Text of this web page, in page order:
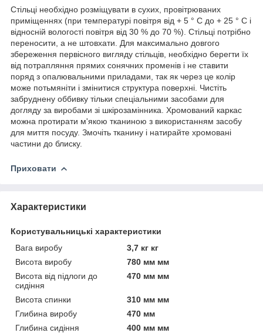
Стільці необхідно розміщувати в сухих, провітрюваних
приміщеннях (при температурі повітря від + 5 ° C до + 25 ° C і
відносній вологості повітря від 30 % до 70 %). Стільці потрібно
переносити, а не штовхати. Для максимально довгого
збереження первісного вигляду стільців, необхідно берегти їх
від потрапляння прямих сонячних променів і не ставити
поряд з опалювальними приладами, так як через це колір
може потьмяніти і змінитися структура поверхні. Чистіть
забруднену оббивку тільки спеціальними засобами для
догляду за виробами зі шкірозамінника. Хромований каркас
можна протирати м'якою тканиною з використанням засобу
для миття посуду. Змочіть тканину і натирайте хромовані
частини до блиску.
Приховати
Характеристики
Користувальницькі характеристики
Вага виробу
3,7 кг кг
Висота виробу
780 мм мм
Висота від підлоги до
сидіння
470 мм мм
Висота спинки
310 мм мм
Глибина виробу
470 мм
Глибина сидіння
400 мм мм